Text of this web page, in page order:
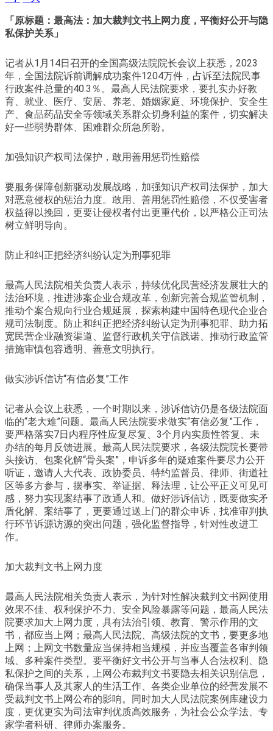
「原标题：最高法：加大裁判文书上网力度，平衡好公开与隐
私保护关系」
记者从1月14日召开的全国高级法院院长会议上获悉，2023
年，全国法院诉前调解成功案件1204万件，占诉至法院民事
行政案件总量的40.3％。最高人民法院要求，要扎实办好教
育、就业、医疗、安居、养老、婚姻家庭、环境保护、安全生
产、食品药品安全等领域关系群众切身利益的案件，切实解决
好一些弱势群体、困难群众所急所盼。
加强知识产权司法保护，敢用善用惩罚性赔偿
要服务保障创新驱动发展战略，加强知识产权司法保护，加大
对恶意侵权的惩治力度。敢用、善用惩罚性赔偿，不仅受害者
权益得以挽回，更要让侵权者付出更重代价，以严格公正司法
树立鲜明导向。
防止和纠正把经济纠纷认定为刑事犯罪
最高人民法院相关负责人表示，持续优化民营经济发展壮大的
法治环境，推进涉案企业合规改革，创新完善合规监管机制，
推动个案合规向行业合规延展，探索构建中国特色现代企业合
规司法制度。防止和纠正把经济纠纷认定为刑事犯罪、助力拓
宽民营企业融资渠道、监督行政机关守信践诺、推动行政监管
措施审慎包容透明、善意文明执行。
做实涉诉信访“有信必复”工作
记者从会议上获悉，一个时期以来，涉诉信访仍是各级法院面
临的“老大难”问题。最高人民法院要求做实“有信必复”工作，
要严格落实7日内程序性应复尽复、3个月内实质性答复、未
办结的每月反馈进展。最高人民法院要求，各级法院院长要带
头接访、包案化解“骨头案”，申诉多年的疑难案件要尽力公开
听证，邀请人大代表、政协委员、特约监督员、律师、街道社
区等多方参与，摆事实、举证据、释法理，让公平正义可见可
感，努力实现案结事了政通人和。做好涉诉信访，既要做实矛
盾化解、案结事了，更要通过送上门的群众申诉，找准审判执
行环节诉源访源的突出问题，强化监督指导，针对性改进工
作。
加大裁判文书上网力度
最高人民法院相关负责人表示，为针对性解决裁判文书网使用
效果不佳、权利保护不力、安全风险暴露等问题，最高人民法
院要求加大上网力度，具有法治引领、教育、警示作用的文
书，都应当上网；最高人民法院、高级法院的文书，要更多地
上网；上网文书数量应当保持相当规模，并应当覆盖各审判领
域、多种案件类型。要平衡好文书公开与当事人合法权利、隐
私保护之间的关系，上网公布裁判文书要隐去相关识别信息，
确保当事人及其家人的生活工作、各类企业单位的经营发展不
受裁判文书上网公布的影响。同时加大人民法院案例库建设力
度，更优更实为司法审判优质高效服务，为社会公众学法、专
家学者科研、律师办案服务。